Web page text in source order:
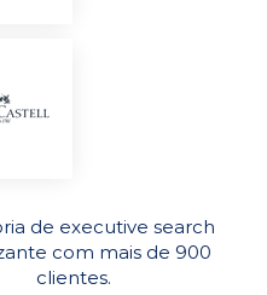
de executive search
com mais de 900
clientes.